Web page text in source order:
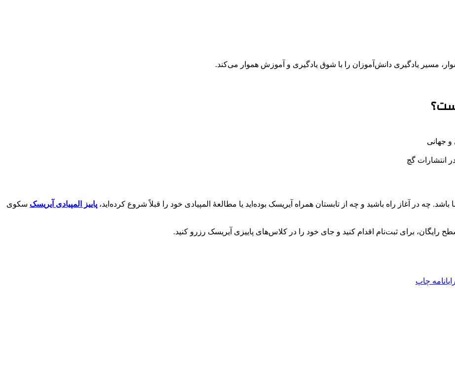
مسیر یادگیری دانش‌آموزان را با شوق یادگیری و آموزش هموار می‌کند.
انتشارات گچ
پاییز المپیادی آیریسک سکوی
برای ثبت‌نام اقدام کنید و جای خود را در کلاس‌های پاییزی آیریسک رزرو کنید.
رایانامه چاپ